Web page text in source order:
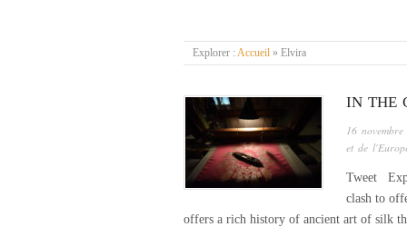
Explorer : Accueil » Elvira
IN THE
16
et de
Tweet
clash to
offers a rich history of ancient art of silk